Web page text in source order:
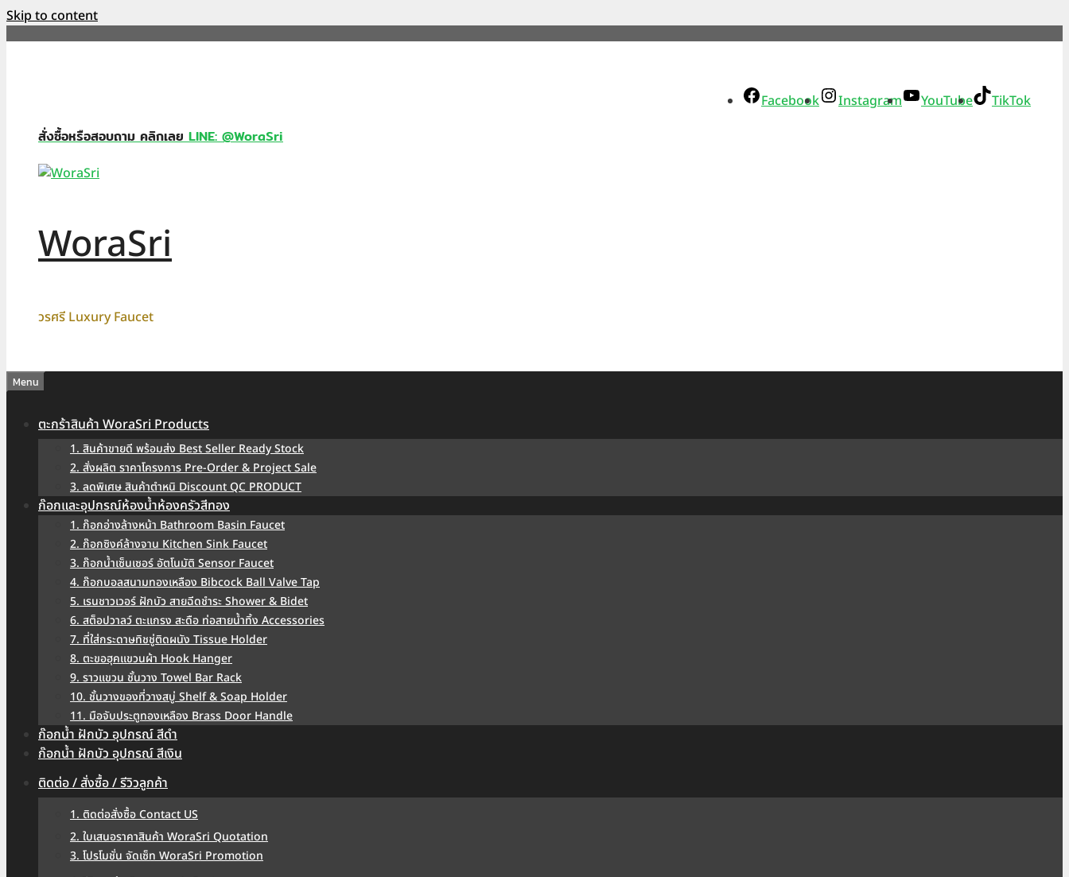
Skip to content
Facebook Instagram YouTube TikTok
สั่งซื้อหรือสอบถาม คลิกเลยLINE: @WoraSri
WoraSri
วรศรี Luxury Faucet
Menu
ตะกร้าสินค้า WoraSri Products
1. สินค้าขายดี พร้อมส่ง Best Seller Ready Stock
2. สั่งผลิต ราคาโครงการ Pre-Order & Project Sale
3. ลดพิเศษ สินค้าตำหนิ Discount QC PRODUCT
ก๊อกและอุปกรณ์ห้องน้ำห้องครัวสีทอง
1. ก๊อกอ่างล้างหน้า Bathroom Basin Faucet
2. ก๊อกซิงค์ล้างจาน Kitchen Sink Faucet
3. ก๊อกน้ำเซ็นเซอร์ อัตโนมัติ Sensor Faucet
4. ก๊อกบอลสนามทองเหลือง Bibcock Ball Valve Tap
5. เรนชาวเวอร์ ฝักบัว สายฉีดชำระ Shower & Bidet
6. สต็อปวาลว์ ตะแกรง สะดือ ท่อสายน้ำทิ้ง Accessories
7. ที่ใส่กระดาษทิชชู่ติดผนัง Tissue Holder
8. ตะขอฮุคแขวนผ้า Hook Hanger
9. ราวแขวน ชั้นวาง Towel Bar Rack
10. ชั้นวางของที่วางสบู่ Shelf & Soap Holder
11. มือจับประตูทองเหลือง Brass Door Handle
ก๊อกน้ำ ฝักบัว อุปกรณ์ สีดำ
ก๊อกน้ำ ฝักบัว อุปกรณ์ สีเงิน
ติดต่อ / สั่งซื้อ / รีวิวลูกค้า
1. ติดต่อสั่งซื้อ Contact US
2. ใบเสนอราคาสินค้า WoraSri Quotation
3. โปรโมชั่น จัดเซ็ท WoraSri Promotion